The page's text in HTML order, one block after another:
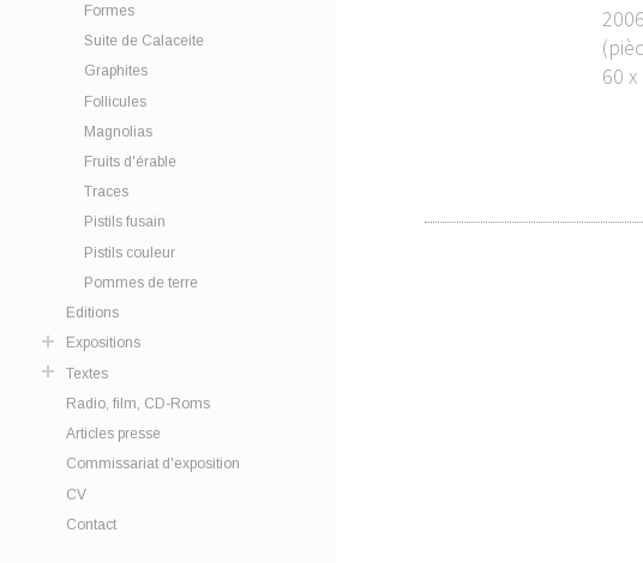
Formes
Suite de Calaceite
Graphites
Follicules
Magnolias
Fruits d'érable
Traces
Pistils fusain
Pistils couleur
Pommes de terre
Editions
Expositions
Textes
Radio, film, CD-Roms
Articles presse
Commissariat d'exposition
CV
Contact
60